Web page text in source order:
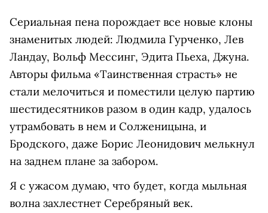
Сериальная пена порождает все новые клоны
знаменитых людей: Людмила Гурченко, Лев
Ландау, Вольф Мессинг, Эдита Пьеха, Джуна.
Авторы фильма «Таинственная страсть» не
стали мелочиться и поместили целую партию
шестидесятников разом в один кадр, удалось
утрамбовать в нем и Солженицына, и
Бродского, даже Борис Леонидович мелькнул
на заднем плане за забором.
Я с ужасом думаю, что будет, когда мыльная
волна захлестнет Серебряный век.